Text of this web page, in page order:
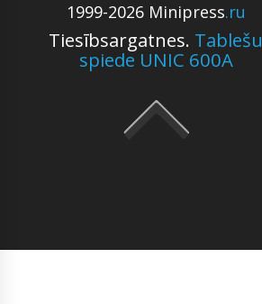
1999-2026 Minipress.ru
Tiesībsargatnes. Tablešu
spiede UNIC 600A